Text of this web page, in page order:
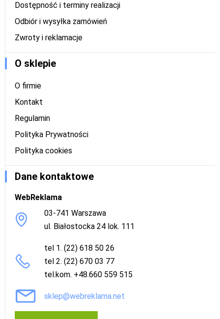
Dostępność i terminy realizacji
Odbiór i wysyłka zamówień
Zwroty i reklamacje
O sklepie
O firmie
Kontakt
Regulamin
Polityka Prywatności
Polityka cookies
Dane kontaktowe
WebReklama
03-741 Warszawa
ul. Białostocka 24 lok. 111
tel 1. (22) 618 50 26
tel 2. (22) 670 03 77
tel.kom. +48.660 559 515
sklep@webreklama.net